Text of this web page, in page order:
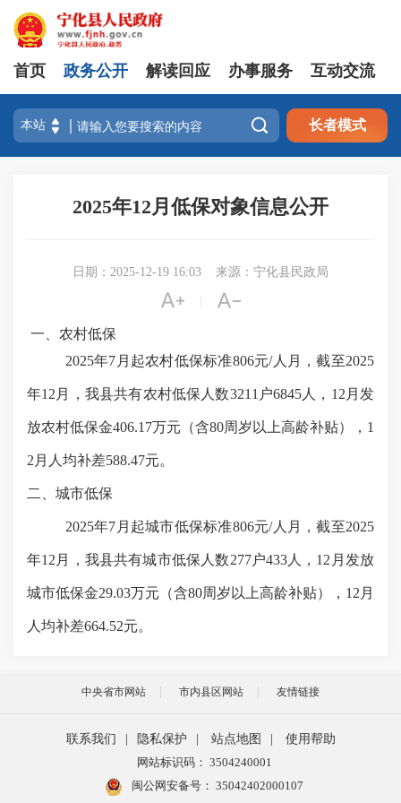
首页 政务公开 解读回应 办事服务 互动交流
 长者模式
2025年12月低保对象信息公开
日期：2025-12-19 16:03 来源：宁化县民政局
 
一、农村低保
2025年7月起农村低保标准806元/人月，截至2025
年12月，我县共有农村低保人数3211户6845人，12月发
放农村低保金406.17万元（含80周岁以上高龄补贴），1
2月人均补差588.47元。
二、城市低保
2025年7月起城市低保标准806元/人月，截至2025
年12月，我县共有城市低保人数277户433人，12月发放
城市低保金29.03万元（含80周岁以上高龄补贴），12月
人均补差664.52元。
中央省市网站 市内县区网站 友情链接
联系我们 隐私保护 站点地图
使用帮助
网站标识码： 3504240001
闽公网安备号： 35042402000107